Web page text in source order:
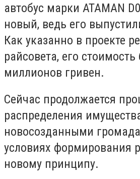
автобус марки ATAMAN
новый, ведь его
Как указанно в проекте
райсовета, его стоимость
миллионов гривен.
Сейчас продолжается
распределения
новосозданными
условиях формирования
новому принципу.